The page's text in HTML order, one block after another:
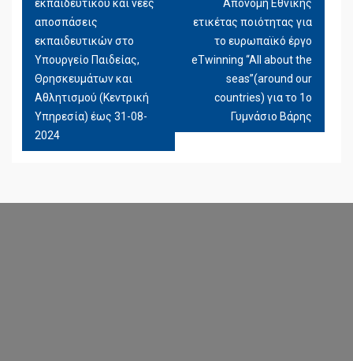
ΆΡΘΡΩΝ
εκπαιδευτικού και νέες
αποσπάσεις
εκπαιδευτικών στο
Υπουργείο Παιδείας,
Θρησκευμάτων και
Αθλητισμού (Κεντρική
Υπηρεσία) έως 31-08-
2024
Απονομή Εθνικής
ετικέτας ποιότητας για
το ευρωπαϊκό έργο
eTwinning “All about the
seas”(around our
countries) για το 1ο
Γυμνάσιο Βάρης